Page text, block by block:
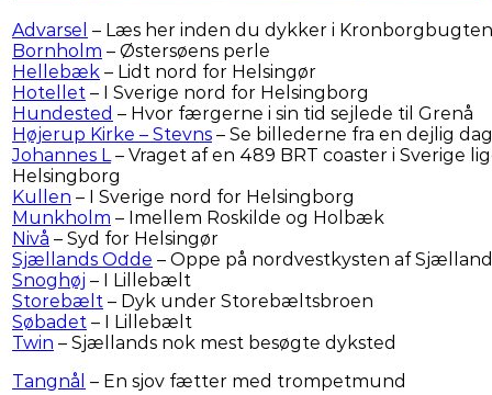
Advarsel – Læs her inden du dykker i Kronborgbugten
Bornholm – Østersøens perle
Hellebæk – Lidt nord for Helsingør
Hotellet – I Sverige nord for Helsingborg
Hundested – Hvor færgerne i sin tid sejlede til Grenå
Højerup Kirke – Stevns – Se billederne fra en dejlig
Johannes L– Vraget af en 489 BRT coaster i Sverige
Helsingborg
Kullen – I Sverige nord for Helsingborg
Munkholm – Imellem Roskilde og Holbæk
Nivå – Syd for Helsingør
Sjællands Odde – Oppe på nordvestkysten af Sjælland
Snoghøj – I Lillebælt
Storebælt – Dyk under Storebæltsbroen
Søbadet – I Lillebælt
Twin – Sjællands nok mest besøgte dyksted
Tangnål – En sjov fætter med trompetmund